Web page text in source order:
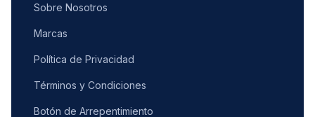
Sobre Nosotros
Marcas
Política de Privacidad
Términos y Condiciones
Botón de Arrepentimiento